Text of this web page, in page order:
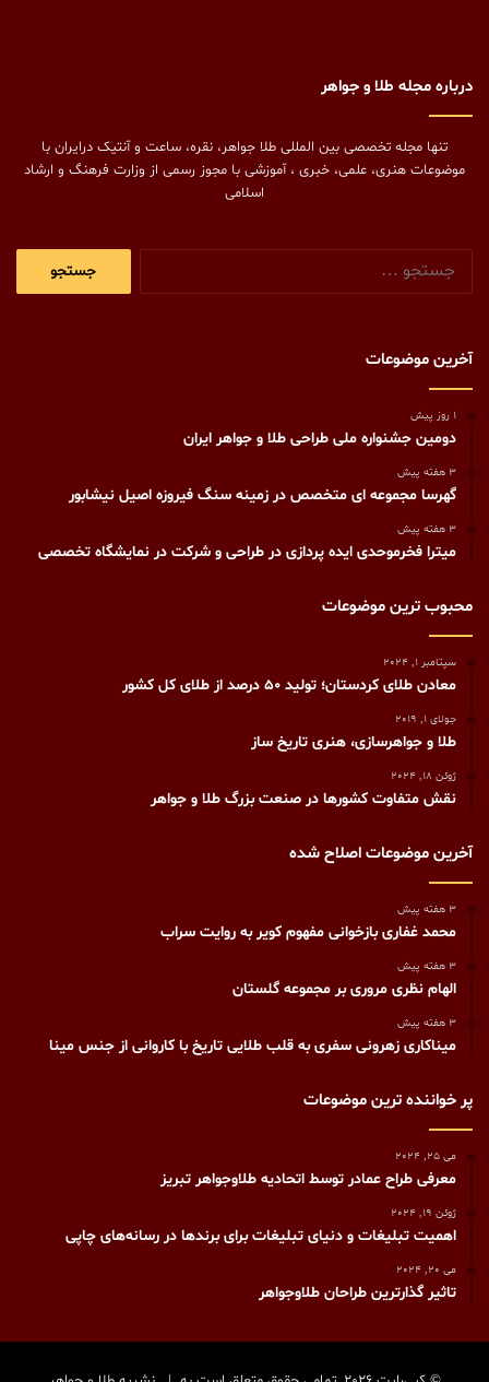
درباره مجله طلا و جواهر
تنها مجله تخصصی بین المللی طلا جواهر، نقره، ساعت و آنتیک درایران با
موضوعات هنری، علمی، خبری ، آموزشی با مجوز رسمی از وزارت فرهنگ و ارشاد
اسلامی
آخرین موضوعات
1 روز پیش
دومین جشنواره ملی طراحی طلا و جواهر ایران
3 هفته پیش
گهرسا مجموعه ای متخصص در زمینه سنگ فیروزه اصیل نیشابور
3 هفته پیش
میترا فخرموحدی ایده پردازی در طراحی و شرکت در نمایشگاه تخصصی
محبوب ترین موضوعات
سپتامبر 1, 2024
معادن طلای کردستان؛ تولید ۵۰ درصد از طلای کل کشور
جولای 1, 2019
طلا و جواهرسازی، هنری تاريخ ساز
ژوئن 18, 2024
نقش متفاوت کشورها در صنعت بزرگ طلا و جواهر
آخرین موضوعات اصلاح شده
3 هفته پیش
محمد غفاری بازخوانی مفهوم کویر به روایت سراب
3 هفته پیش
الهام نظری مروری بر مجموعه گلستان
3 هفته پیش
میناکاری زهرونی سفری به قلب طلایی تاریخ با کاروانی از جنس مینا
پر خواننده ترین موضوعات
می 25, 2024
معرفی طراح عمادر توسط اتحادیه طلاوجواهر تبریز
ژوئن 19, 2024
اهمیت تبلیغات و دنیای تبلیغات برای برندها در رسانه‌های چاپی
می 20, 2024
تاثیر گذارترین طراحان طلاوجواهر